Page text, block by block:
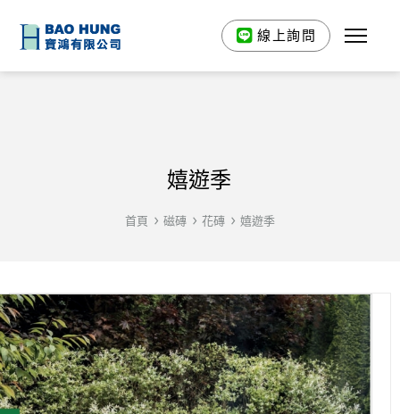
線上詢問
嬉遊季
首頁 磁磚 花磚 嬉遊季